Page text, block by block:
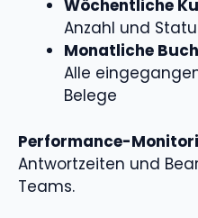
Wöchentliche
Anzahl und
Monatliche
Alle
Belege
Performance-
Antwortzeiten und
Teams.